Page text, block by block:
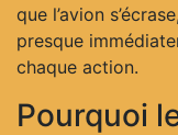
que l’avion
presque
chaque action.
Pourquoi